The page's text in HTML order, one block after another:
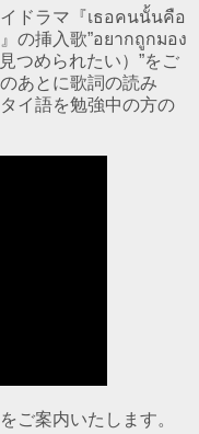
ドラマ『เธอคนนั้นคือ
の挿入歌”อยากถูกมอง
つめられたい）”をご
あとに歌詞の読み
イ語を勉強中の方の
ご案内いたします。